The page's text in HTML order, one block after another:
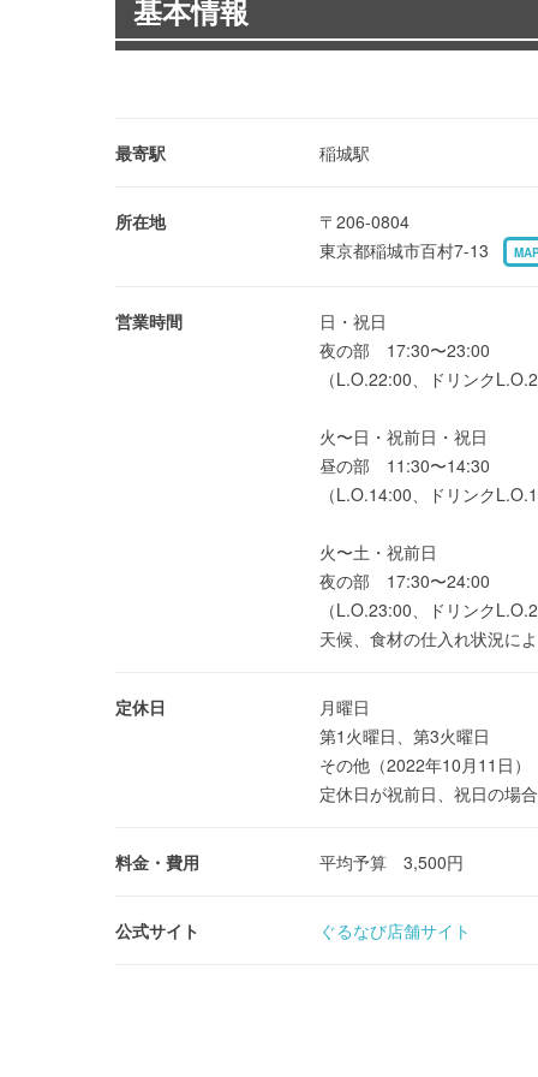
基本情報
最寄駅 稲城駅
所在地
〒206-0804
東京都稲城市百村7-13
営業時間
日・祝日
夜の部 17:30〜23:00
（L.O.22:00、ドリンク
火〜日・祝前日・祝日
昼の部 11:30〜14:30
（L.O.14:00、ドリンク
火〜土・祝前日
夜の部 17:30〜24:00
（L.O.23:00、ドリンク
天候、食材の仕入れ状況に
定休日
月曜日
第1火曜日、第3火曜日
その他（2022年10月11日）
定休日が祝前日、祝日の場
料金・費用 平均予算 3,500円
公式サイト ぐるなび店舗サイト